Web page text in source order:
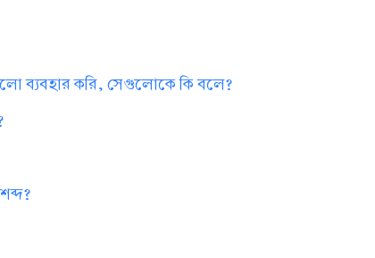
ব্যবহার করি, সেগুলোকে কি বলে?